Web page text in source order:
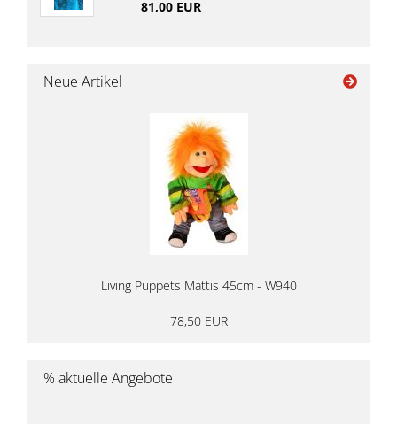
81,00 EUR
Neue Artikel
Living Puppets Mattis 45cm - W940
78,50 EUR
% aktuelle Angebote